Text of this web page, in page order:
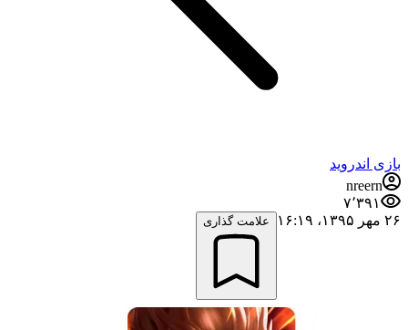
بازی اندروید
nreern
۷٬۳۹۱
۲۶ مهر ۱۳۹۵،‏ ۱۶:۱۹
علامت گذاری